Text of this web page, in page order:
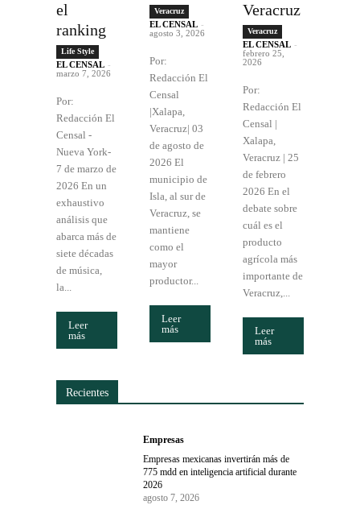
el
ranking
Life Style
EL CENSAL -
marzo 7, 2026
Por:
Redacción El
Censal -
Nueva York-
7 de marzo de
2026 En un
exhaustivo
análisis que
abarca más de
siete décadas
de música,
la...
Leer
más
Veracruz
EL CENSAL -
agosto 3, 2026
Por:
Redacción El
Censal
|Xalapa,
Veracruz| 03
de agosto de
2026 El
municipio de
Isla, al sur de
Veracruz, se
mantiene
como el
mayor
productor...
Leer
más
Veracruz
Veracruz
EL CENSAL -
febrero 25,
2026
Por:
Redacción El
Censal |
Xalapa,
Veracruz | 25
de febrero
2026 En el
debate sobre
cuál es el
producto
agrícola más
importante de
Veracruz,...
Leer
más
Recientes
Empresas
Empresas mexicanas invertirán más de
775 mdd en inteligencia artificial durante
2026
agosto 7, 2026